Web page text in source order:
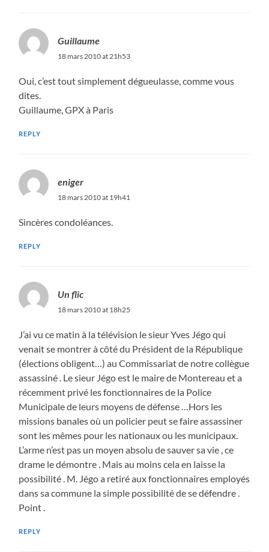
Guillaume
18 mars 2010 at 21h53
Oui, c’est tout simplement dégueulasse, comme vous
dites.
Guillaume, GPX à Paris
REPLY
eniger
18 mars 2010 at 19h41
Sincères condoléances.
REPLY
Un flic
18 mars 2010 at 18h25
J’ai vu ce matin à la télévision le sieur Yves Jégo qui
venait se montrer à côté du Président de la République
(élections obligent…) au Commissariat de notre collègue
assassiné . Le sieur Jégo est le maire de Montereau et a
récemment privé les fonctionnaires de la Police
Municipale de leurs moyens de défense …Hors les
missions banales où un policier peut se faire assassiner
sont les mêmes pour les nationaux ou les municipaux.
L’arme n’est pas un moyen absolu de sauver sa vie , ce
drame le démontre . Mais au moins cela en laisse la
possibilité . M. Jégo a retiré aux fonctionnaires employés
dans sa commune la simple possibilité de se défendre .
Point .
REPLY